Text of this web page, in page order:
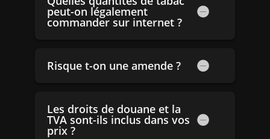
peut-on légalement
commander sur internet ?
Risque t-on une amende ?
Les droits de douane et la
TVA sont-ils inclus dans vos
prix ?